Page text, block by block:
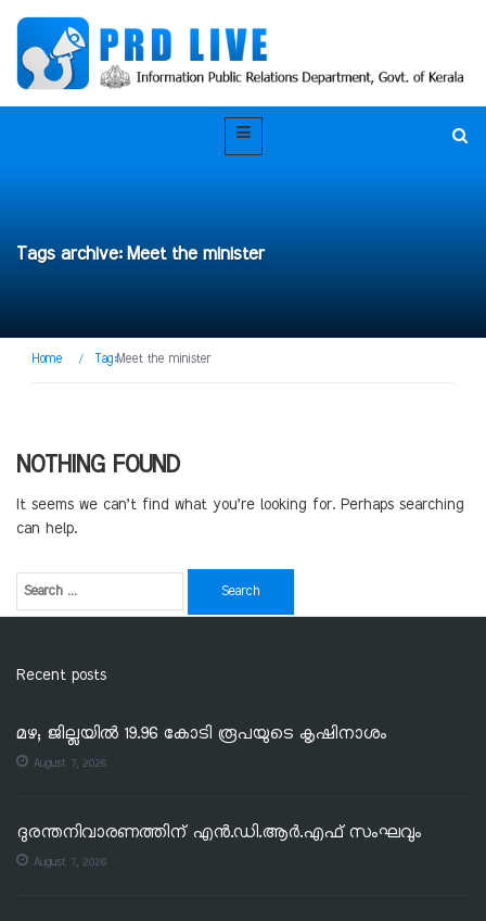
Tags archive: Meet the minister
Home / Tag:Meet the minister
NOTHING FOUND
It seems we can’t find what you’re looking for. Perhaps searching
can help.
Recent posts
മഴ; ജില്ലയില്‍ 19.96 കോടി രൂപയുടെ കൃഷിനാശം
August 7, 2026
ദുരന്തനിവാരണത്തിന് എൻ.ഡി.ആർ.എഫ് സംഘവും
August 7, 2026